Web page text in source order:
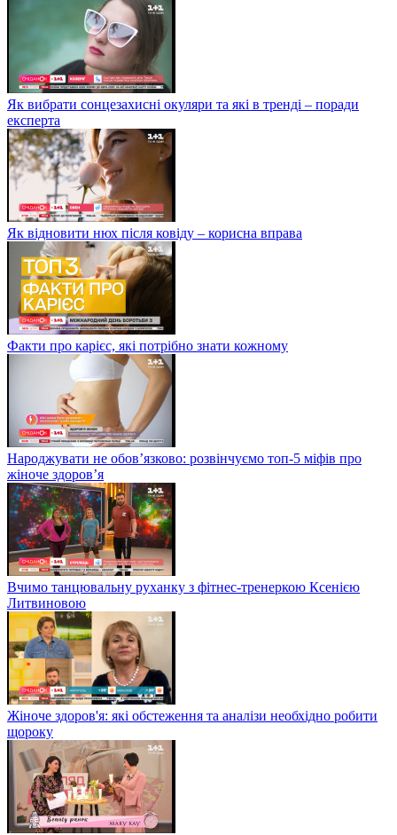
Як вибрати сонцезахисні окуляри та які в тренді – поради
експерта
Як відновити нюх після ковіду – корисна вправа
Факти про карієс, які потрібно знати кожному
Народжувати не обов’язково: розвінчуємо топ-5 міфів про
жіноче здоров’я
Вчимо танцювальну руханку з фітнес-тренеркою Ксенією
Литвиновою
Жіноче здоров'я: які обстеження та аналізи необхідно робити
щороку